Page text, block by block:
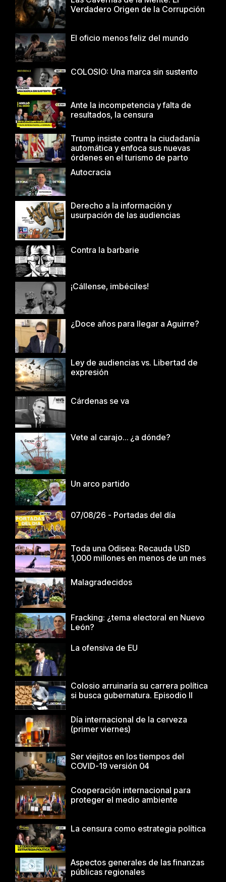
Verdadero Origen de la Corrupción
El oficio menos feliz del mundo
COLOSIO: Una marca sin sustento
Ante la incompetencia y falta de
resultados, la censura
Trump insiste contra la ciudadanía
automática y enfoca sus nuevas
órdenes en el turismo de parto
Autocracia
Derecho a la información y
usurpación de las audiencias
Contra la barbarie
¡Cállense, imbéciles!
¿Doce años para llegar a Aguirre?
Ley de audiencias vs. Libertad de
expresión
Cárdenas se va
Vete al carajo… ¿a dónde?
Un arco partido
07/08/26 - Portadas del día
Toda una Odisea: Recauda USD
1,000 millones en menos de un mes
Malagradecidos
Fracking: ¿tema electoral en Nuevo
León?
La ofensiva de EU
Colosio arruinaría su carrera política
si busca gubernatura. Episodio II
Día internacional de la cerveza
(primer viernes)
Ser viejitos en los tiempos del
COVID-19 versión 04
Cooperación internacional para
proteger el medio ambiente
La censura como estrategia política
Aspectos generales de las finanzas
públicas regionales